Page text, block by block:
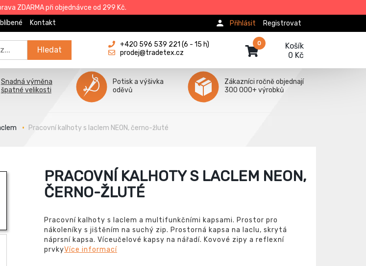
ZDARMA při objednávce od 299 Kč.
Kontakt Registrovat
Přihlásit
Hledat
+420 596 539 221 (6 - 15 h)
prodej@tradetex.cz
Košík
0 Kč
0
Snadná výměna
špatné velikosti
Potisk a výšivka
oděvů
Zákazníci ročně objednají
300 000+ výrobků
Pracovní kalhoty s laclem NEON, černo-žluté
PRACOVNÍ KALHOTY S LACLEM NEON,
ČERNO-ŽLUTÉ
Pracovní kalhoty s laclem a multifunkčními kapsami. Prostor pro
nákoleníky s jištěním na suchý zip. Prostorná kapsa na laclu, skrytá
náprsní kapsa. Víceučelové kapsy na nářadí. Kovové zipy a reflexní
prvkyVíce informací